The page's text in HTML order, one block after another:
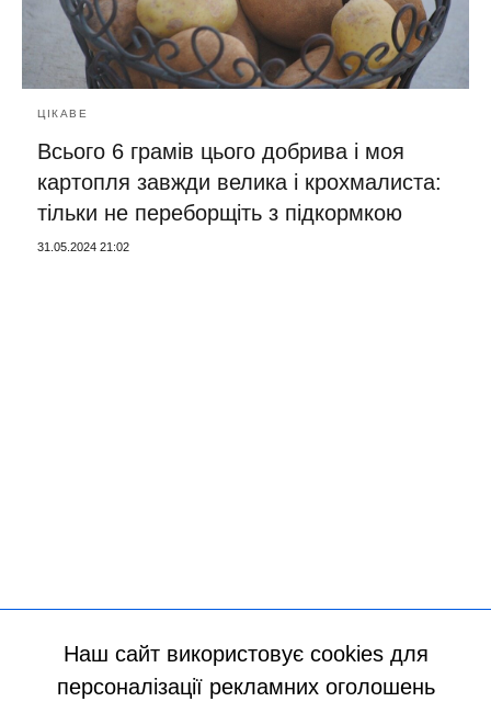
ЦІКАВЕ
Всього 6 грамів цього добрива і моя
картопля завжди велика і крохмалиста:
тільки не переборщіть з підкормкою
31.05.2024 21:02
Наш сайт використовує cookies для
персоналізації рекламних оголошень